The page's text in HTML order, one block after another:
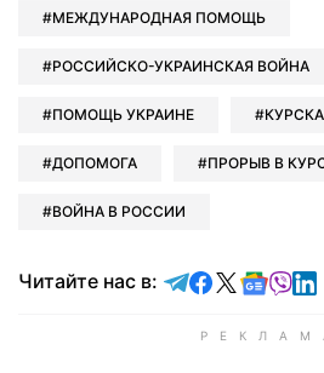
МЕЖДУНАРОДНАЯ ПОМОЩЬ
РОССИЙСКО-УКРАИНСКАЯ ВОЙНА
ПОМОЩЬ УКРАИНЕ
ДОПОМОГА ПРОРЫВ В
ВОЙНА В РОССИИ
Читайте нас в: Читайте в
Читайте в
Читайте